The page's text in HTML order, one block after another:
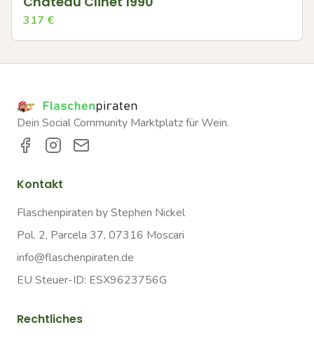
317 €
Dein Social Community Marktplatz für Wein.
Kontakt
Flaschenpiraten by Stephen Nickel
Pol. 2, Parcela 37, 07316 Moscari
info@flaschenpiraten.de
EU Steuer-ID: ESX9623756G
Rechtliches